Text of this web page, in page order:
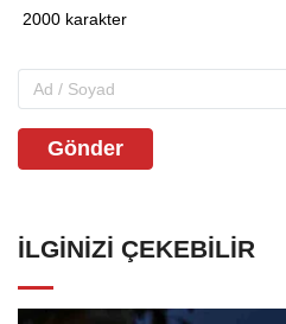
Gönder
İLGINIZI ÇEKEBILIR